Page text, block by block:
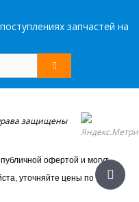
запчастей на
защищены
офертой и могут
уточняйте цены по